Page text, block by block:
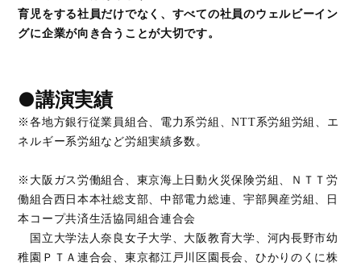
育児をする社員だけでなく、すべての社員のウェルビーイン
グに企業が向き合うことが大切です。
●講演実績
※各地方銀行従業員組合、電力系労組、NTT系労組労組、エ
ネルギー系労組など労組実績多数。
※大阪ガス労働組合、東京海上日動火災保険労組、ＮＴＴ労
働組合西日本本社総支部、中部電力総連、宇部興産労組、日
本コープ共済生活協同組合連合会
国立大学法人奈良女子大学、大阪教育大学、河内長野市幼
稚園ＰＴＡ連合会、東京都江戸川区園長会、ひかりのくに株